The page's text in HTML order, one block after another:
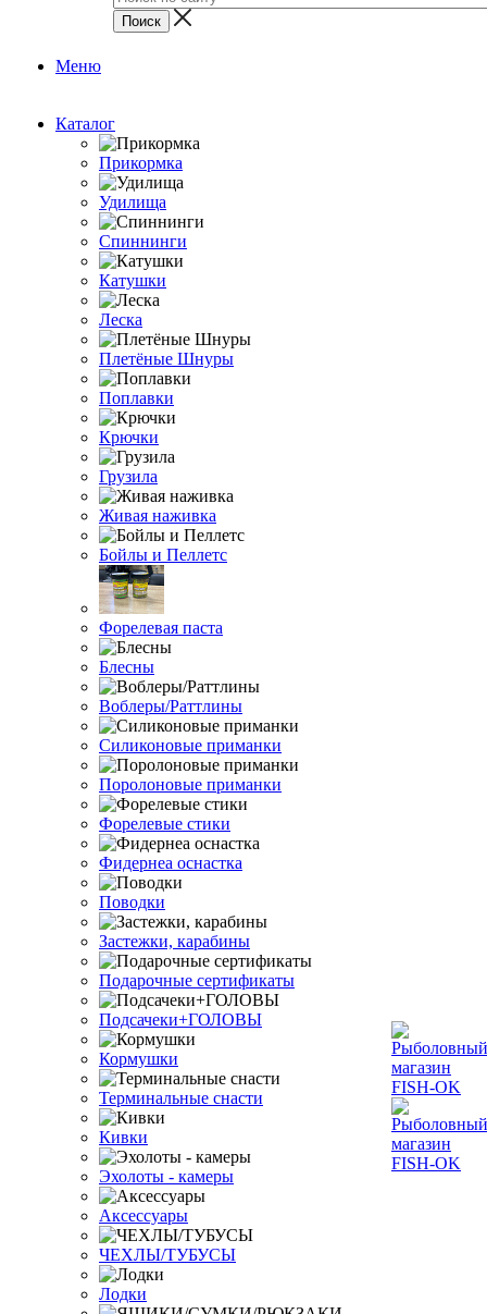
Меню
Каталог
Прикормка
Удилища
Спиннинги
Катушки
Леска
Плетёные Шнуры
Поплавки
Крючки
Грузила
Живая наживка
Бойлы и Пеллетс
Форелевая паста
Блесны
Воблеры/Раттлины
Силиконовые приманки
Поролоновые приманки
Форелевые стики
Фидернеа оснастка
Поводки
Застежки, карабины
Подарочные сертификаты
Подсачеки+ГОЛОВЫ
Кормушки
Терминальные снасти
Кивки
Эхолоты - камеры
Аксессуары
ЧЕХЛЫ/ТУБУСЫ
Лодки